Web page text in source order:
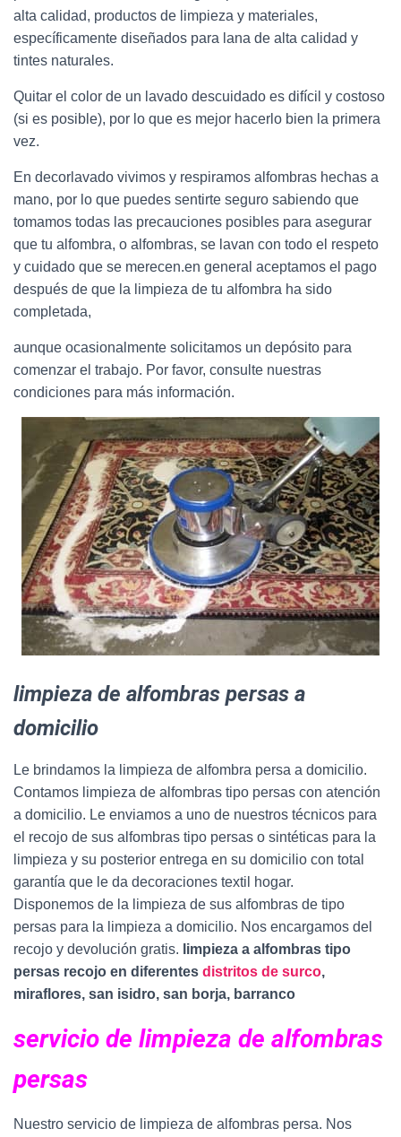
alta calidad, productos de limpieza y materiales,
específicamente diseñados para lana de alta calidad y
tintes naturales.
Quitar el color de un lavado descuidado es difícil y costoso
(si es posible), por lo que es mejor hacerlo bien la primera
vez.
En decorlavado vivimos y respiramos alfombras hechas a
mano, por lo que puedes sentirte seguro sabiendo que
tomamos todas las precauciones posibles para asegurar
que tu alfombra, o alfombras, se lavan con todo el respeto
y cuidado que se merecen.en general aceptamos el pago
después de que la limpieza de tu alfombra ha sido
completada,
aunque ocasionalmente solicitamos un depósito para
comenzar el trabajo. Por favor, consulte nuestras
condiciones para más información.
limpieza de alfombras persas a
domicilio
Le brindamos la limpieza de alfombra persa a domicilio.
Contamos limpieza de alfombras tipo persas con atención
a domicilio. Le enviamos a uno de nuestros técnicos para
el recojo de sus alfombras tipo persas o sintéticas para la
limpieza y su posterior entrega en su domicilio con total
garantía que le da decoraciones textil hogar.
Disponemos de la limpieza de sus alfombras de tipo
persas para la limpieza a domicilio. Nos encargamos del
recojo y devolución gratis. limpieza a alfombras tipo
persas recojo en diferentes distritos de surco,
miraflores, san isidro, san borja, barranco
servicio de limpieza de alfombras
persas
Nuestro servicio de limpieza de alfombras persa. Nos